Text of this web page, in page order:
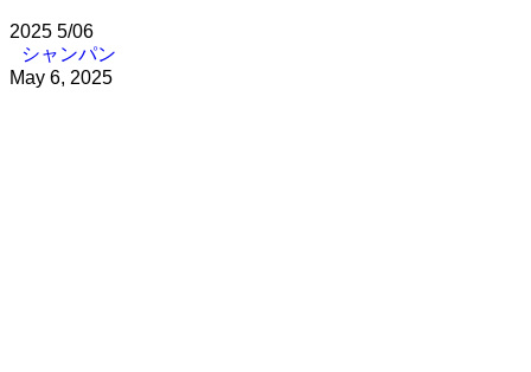
2025 5/06
シャンパン
May 6, 2025